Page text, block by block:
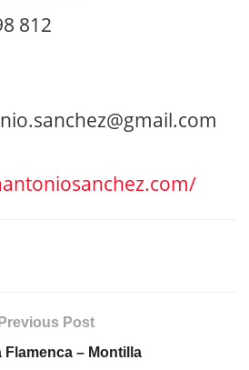
812
Previous Post
Flamenca – Montilla